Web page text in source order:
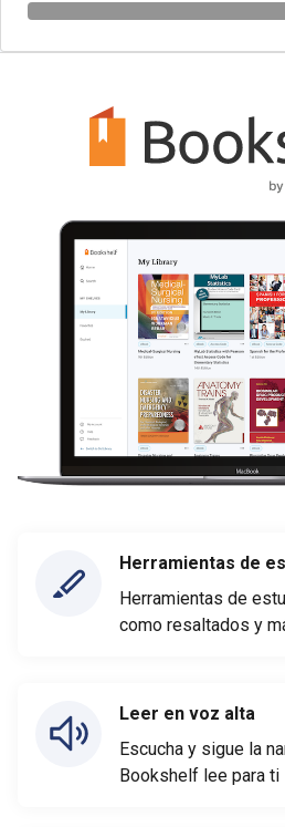
Herramientas de
Herramientas de
como resaltados y
Leer en voz alta
Escucha y sigue la
Bookshelf lee para ti